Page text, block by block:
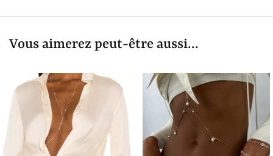
Vous aimerez peut-être aussi...